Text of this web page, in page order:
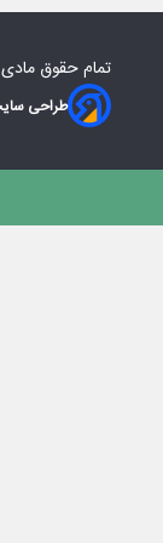
تمام حقوق
طراحی